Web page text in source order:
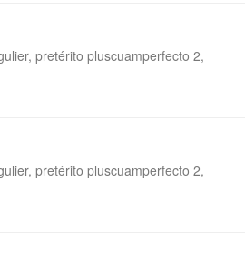
pretérito pluscuamperfecto 2,
pretérito pluscuamperfecto 2,